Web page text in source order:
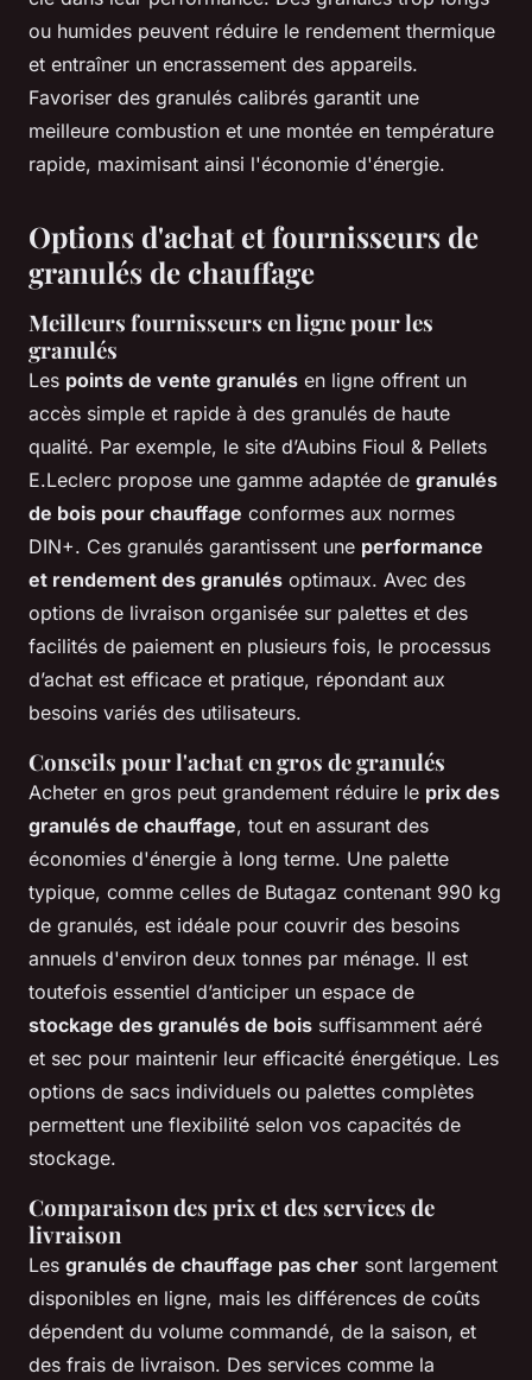
ou humides peuvent réduire le rendement thermique
et entraîner un encrassement des appareils.
Favoriser des granulés calibrés garantit une
meilleure combustion et une montée en température
rapide, maximisant ainsi l'économie d'énergie.
Options d'achat et fournisseurs de
granulés de chauffage
Meilleurs fournisseurs en ligne pour les
granulés
Les points de vente granulés en ligne offrent un
accès simple et rapide à des granulés de haute
qualité. Par exemple, le site d’Aubins Fioul & Pellets
E.Leclerc propose une gamme adaptée de granulés
de bois pour chauffage conformes aux normes
DIN+. Ces granulés garantissent une performance
et rendement des granulés optimaux. Avec des
options de livraison organisée sur palettes et des
facilités de paiement en plusieurs fois, le processus
d’achat est efficace et pratique, répondant aux
besoins variés des utilisateurs.
Conseils pour l'achat en gros de granulés
Acheter en gros peut grandement réduire le prix des
granulés de chauffage, tout en assurant des
économies d'énergie à long terme. Une palette
typique, comme celles de Butagaz contenant 990 kg
de granulés, est idéale pour couvrir des besoins
annuels d'environ deux tonnes par ménage. Il est
toutefois essentiel d’anticiper un espace de
stockage des granulés de bois suffisamment aéré
et sec pour maintenir leur efficacité énergétique. Les
options de sacs individuels ou palettes complètes
permettent une flexibilité selon vos capacités de
stockage.
Comparaison des prix et des services de
livraison
Les granulés de chauffage pas cher sont largement
disponibles en ligne, mais les différences de coûts
dépendent du volume commandé, de la saison, et
des frais de livraison. Des services comme la